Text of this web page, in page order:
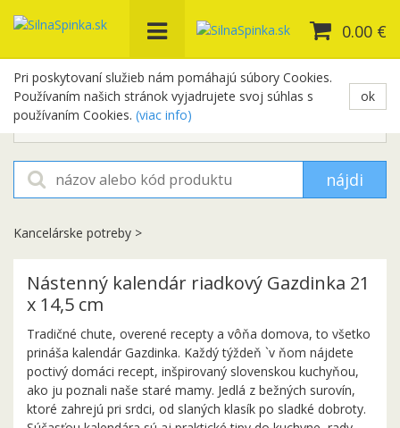
Pri poskytovaní služieb nám pomáhajú súbory Cookies.
Používaním našich stránok vyjadrujete svoj súhlas s
používaním Cookies. (viac info)
ok
0.00 €
+421 948 654 329
objednavky@silnaspinka.sk
nájdi
Kancelárske potreby >
Nástenný kalendár riadkový Gazdinka 21
x 14,5 cm
Tradičné chute, overené recepty a vôňa domova, to všetko
prináša kalendár Gazdinka. Každý týždeň `v ňom nájdete
poctivý domáci recept, inšpirovaný slovenskou kuchyňou,
ako ju poznali naše staré mamy. Jedlá z bežných surovín,
ktoré zahrejú pri srdci, od slaných klasík po sladké dobroty.